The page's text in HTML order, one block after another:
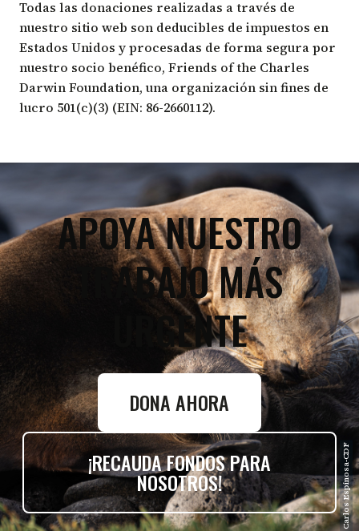
Todas las donaciones realizadas a través de
nuestro sitio web son deducibles de impuestos en
Estados Unidos y procesadas de forma segura por
nuestro socio benéfico, Friends of the Charles
Darwin Foundation, una organización sin fines de
lucro 501(c)(3) (EIN: 86-2660112).
Carlos Espinosa-CDF
APOYA NUESTRO
TRABAJO MÁS
URGENTE
DONA AHORA
¡RECAUDA FONDOS PARA
NOSOTROS!